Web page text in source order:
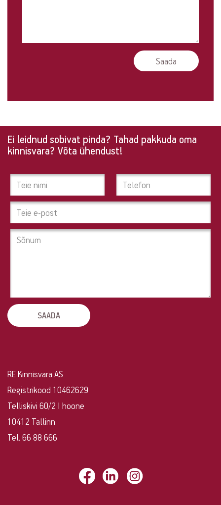
Ei
leidnud
sobivat
pinda?
Tahad
pakkuda
oma
RE Kinnisvara AS
Registrikood 10462629
Telliskivi 60/2 I hoone
10412 Tallinn
Tel. 66 88 666
Ei leidnud sobivat pinda? Tahad pakkuda oma
kinnisvara? Võta ühendust!